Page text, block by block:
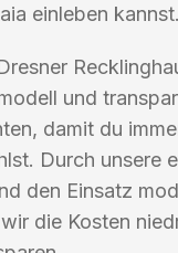
einleben kannst.
und
damit du
Durch unsere
den Einsatz
die Kosten